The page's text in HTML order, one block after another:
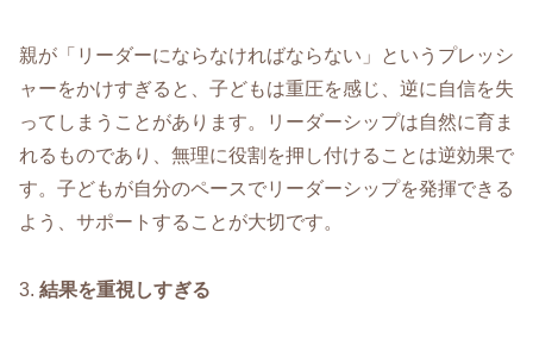
親が「リーダーにならなければならない」というプレッシ
ャーをかけすぎると、子どもは重圧を感じ、逆に自信を失
ってしまうことがあります。リーダーシップは自然に育ま
れるものであり、無理に役割を押し付けることは逆効果で
す。子どもが自分のペースでリーダーシップを発揮できる
よう、サポートすることが大切です。
3. 結果を重視しすぎる